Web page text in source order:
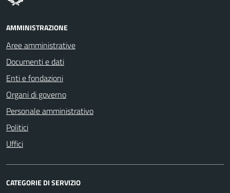
AMMINISTRAZIONE
Aree amministrative
Documenti e dati
Enti e fondazioni
Organi di governo
Personale amministrativo
Politici
Uffici
CATEGORIE DI SERVIZIO